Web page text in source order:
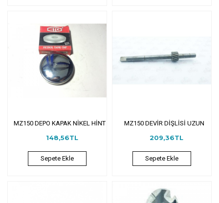
MZ150 DEPO KAPAK NİKEL HİNT
148,56TL
Sepete Ekle
MZ150 DEVİR DİŞLİSİ UZUN
209,36TL
Sepete Ekle